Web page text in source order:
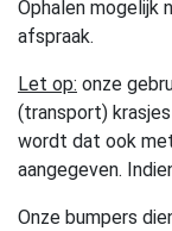
Ophalen mogelijk
afspraak.
Let op: onze
(transport)
wordt dat ook
aangegeven.
Onze bumpers